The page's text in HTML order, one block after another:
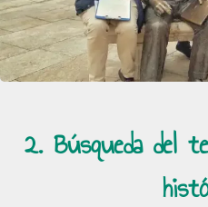
2. Búsqueda del